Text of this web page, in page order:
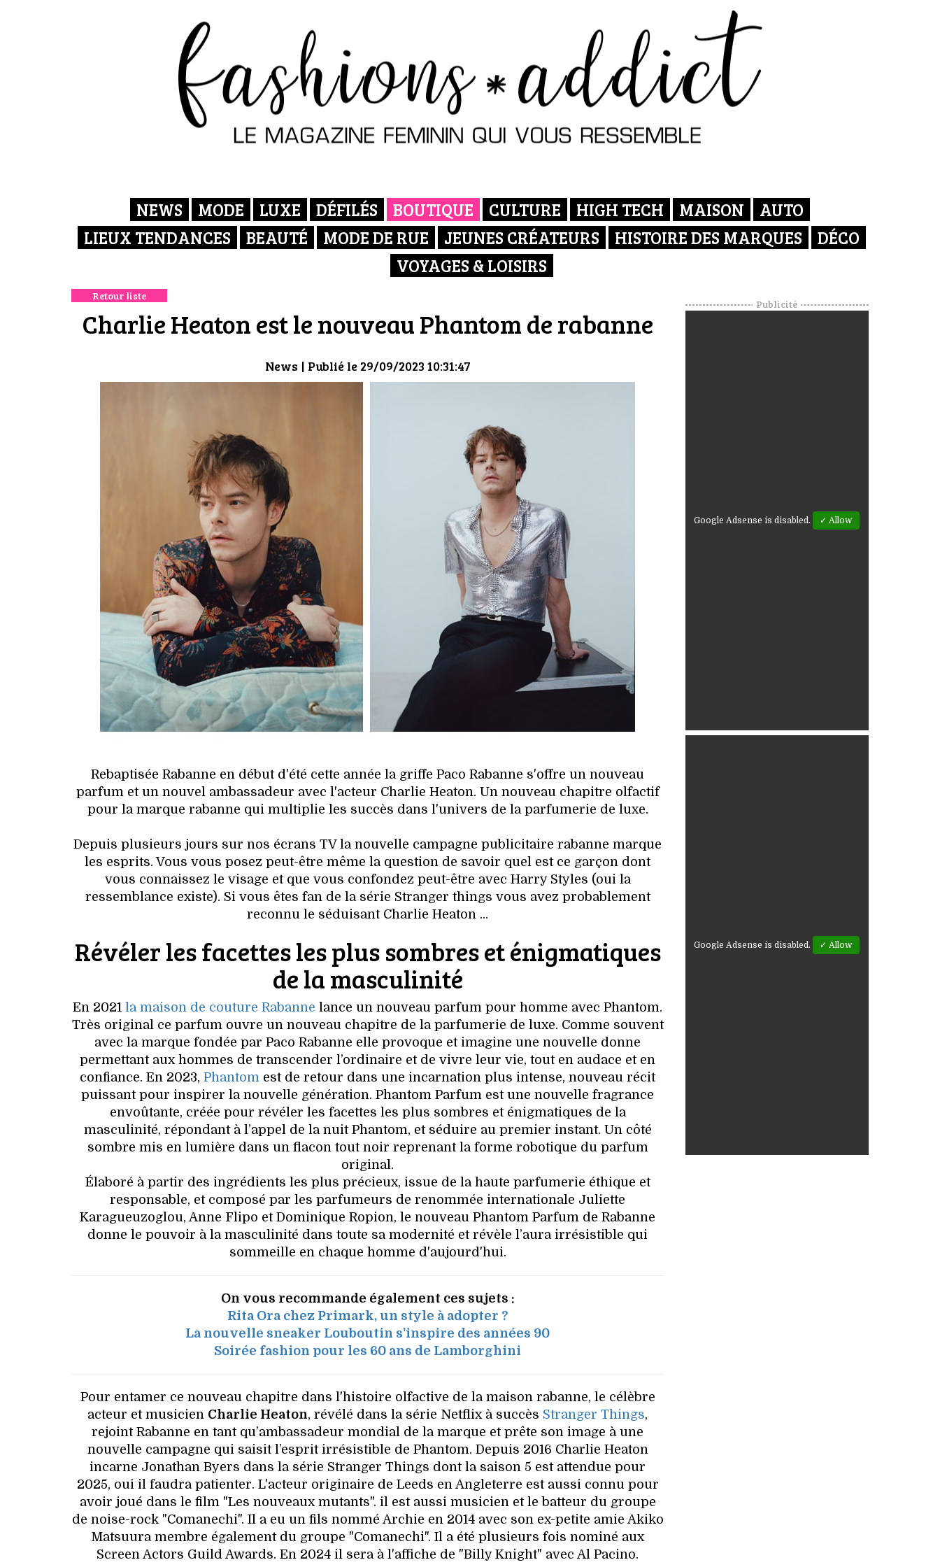
NEWS MODE LUXE DÉFILÉS BOUTIQUE CULTURE HIGH TECH MAISON
AUTO
LIEUX TENDANCES
BEAUTÉ MODE DE RUE JEUNES CRÉATEURS HISTOIRE DES MARQUES
DÉCO
VOYAGES & LOISIRS
Retour liste
Charlie Heaton est le nouveau Phantom de rabanne
News | Publié le 29/09/2023 10:31:47
Rebaptisée Rabanne en début d'été cette année la griffe Paco Rabanne s'offre un nouveau
parfum et un nouvel ambassadeur avec l'acteur Charlie Heaton. Un nouveau chapitre olfactif
pour la marque rabanne qui multiplie les succès dans l'univers de la parfumerie de luxe.
Depuis plusieurs jours sur nos écrans TV la nouvelle campagne publicitaire rabanne marque
les esprits. Vous vous posez peut-être même la question de savoir quel est ce garçon dont
vous connaissez le visage et que vous confondez peut-être avec Harry Styles (oui la
ressemblance existe). Si vous êtes fan de la série Stranger things vous avez probablement
reconnu le séduisant Charlie Heaton ...
Révéler les facettes les plus sombres et énigmatiques
de la masculinité
En 2021la maison de couture Rabanne lance un nouveau parfum pour homme avec Phantom.
Très original ce parfum ouvre un nouveau chapitre de la parfumerie de luxe. Comme souvent
avec la marque fondée par Paco Rabanne elle provoque et imagine une nouvelle donne
permettant aux hommes de transcender l’ordinaire et de vivre leur vie, tout en audace et en
confiance. En 2023,Phantom est de retour dans une incarnation plus intense, nouveau récit
puissant pour inspirer la nouvelle génération. Phantom Parfum est une nouvelle fragrance
envoûtante, créée pour révéler les facettes les plus sombres et énigmatiques de la
masculinité, répondant à l’appel de la nuit Phantom, et séduire au premier instant. Un côté
sombre mis en lumière dans un flacon tout noir reprenant la forme robotique du parfum
original.
Élaboré à partir des ingrédients les plus précieux, issue de la haute parfumerie éthique et
responsable, et composé par les parfumeurs de renommée internationale Juliette
Karagueuzoglou, Anne Flipo et Dominique Ropion, le nouveau Phantom Parfum de Rabanne
donne le pouvoir à la masculinité dans toute sa modernité et révèle l’aura irrésistible qui
sommeille en chaque homme d'aujourd'hui.
On vous recommande également ces sujets :
Rita Ora chez Primark, un style à adopter ?
La nouvelle sneaker Louboutin s'inspire des années 90
Soirée fashion pour les 60 ans de Lamborghini
Pour entamer ce nouveau chapitre dans l'histoire olfactive de la maison rabanne, le célèbre
acteur et musicien Charlie Heaton, révélé dans la série Netflix à succès Stranger Things,
rejoint Rabanne en tant qu’ambassadeur mondial de la marque et prête son image à une
nouvelle campagne qui saisit l’esprit irrésistible de Phantom. Depuis 2016 Charlie Heaton
incarne Jonathan Byers dans la série Stranger Things dont la saison 5 est attendue pour
2025, oui il faudra patienter. L'acteur originaire de Leeds en Angleterre est aussi connu pour
avoir joué dans le film "Les nouveaux mutants". il est aussi musicien et le batteur du groupe
de noise-rock "Comanechi". Il a eu un fils nommé Archie en 2014 avec son ex-petite amie Akiko
Matsuura membre également du groupe "Comanechi". Il a été plusieurs fois nominé aux
Screen Actors Guild Awards. En 2024 il sera à l'affiche de "Billy Knight" avec Al Pacino.
Publicité
Google Adsense is disabled. ✓ Allow
Google Adsense is disabled. ✓ Allow